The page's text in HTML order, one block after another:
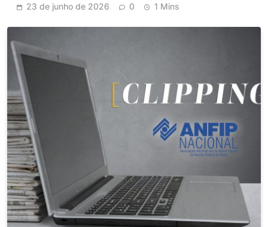
23 de junho de 2026 0 1 Mins